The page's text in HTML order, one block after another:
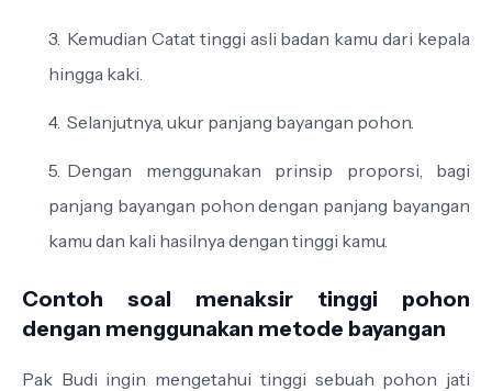
Kemudian Catat tinggi asli badan kamu dari kepala
hingga kaki.
Selanjutnya, ukur panjang bayangan pohon.
Dengan menggunakan prinsip proporsi, bagi
panjang bayangan pohon dengan panjang bayangan
kamu dan kali hasilnya dengan tinggi kamu.
Contoh soal menaksir tinggi pohon
dengan menggunakan metode bayangan
Pak Budi ingin mengetahui tinggi sebuah pohon jati